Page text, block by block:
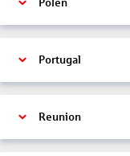
Polen
Portugal
Reunion